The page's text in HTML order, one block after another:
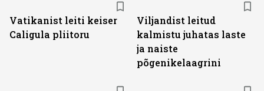
Vatikanist leiti keiser
Caligula pliitoru
Viljandist leitud
kalmistu juhatas laste
ja naiste
põgenikelaagrini